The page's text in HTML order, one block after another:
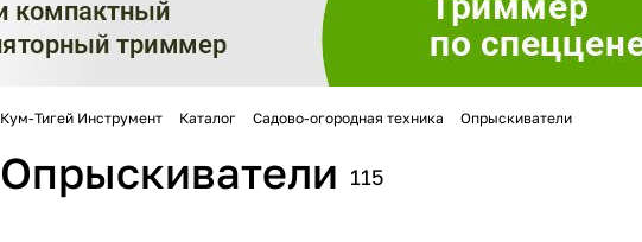
Кум-Тигей Инструмент Каталог Садово-огородная техника Опрыскиватели
Опрыскиватели 115